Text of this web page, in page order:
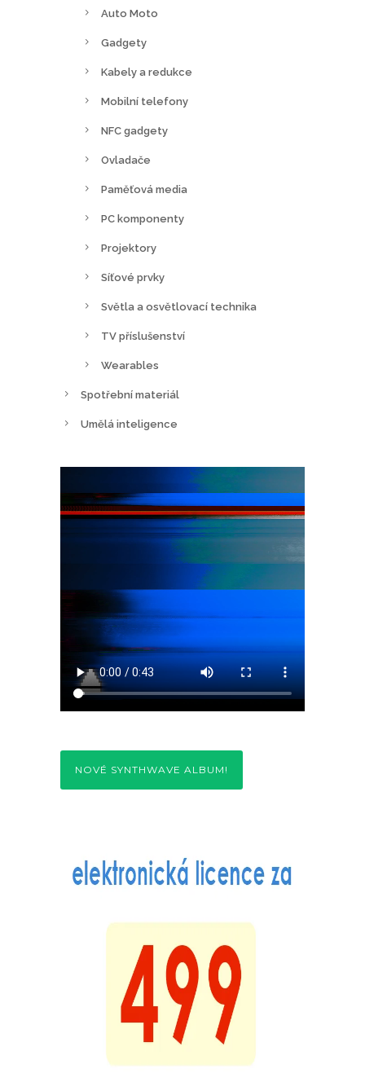
Auto Moto
Gadgety
Kabely a redukce
Mobilní telefony
NFC gadgety
Ovladače
Paměťová media
PC komponenty
Projektory
Síťové prvky
Světla a osvětlovací technika
TV příslušenství
Wearables
Spotřební materiál
Umělá inteligence
NOVÉ SYNTHWAVE ALBUM!